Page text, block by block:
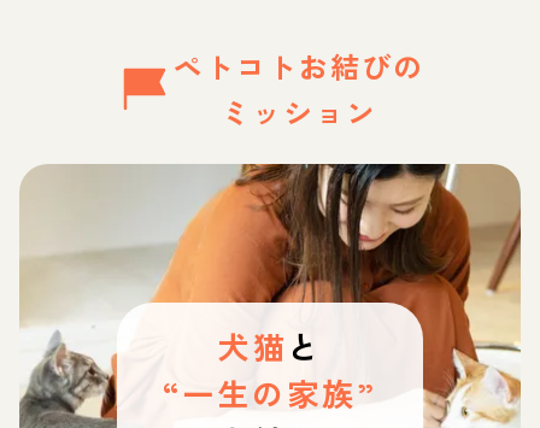
ペトコトお結びの
ミッション
犬猫 と
“一生の家族”